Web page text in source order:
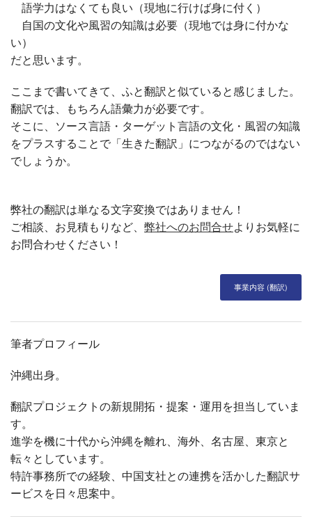
語学力はなくても良い（現地に行けば身に付く）
自国の文化や風習の知識は必要（現地では身に付かな
い）
だと思います。
ここまで書いてきて、ふと翻訳と似ていると感じました。
翻訳では、もちろん語彙力が必要です。
そこに、ソース言語・ターゲット言語の文化・風習の知識
をプラスすることで「生きた翻訳」につながるのではない
でしょうか。
弊社の翻訳は単なる文字変換ではありません！
ご相談、お見積もりなど、 弊社へのお問合せよりお気軽に
お問合わせください！
事業内容 (翻訳)
筆者プロフィール
沖縄出身。
翻訳プロジェクトの新規開拓・提案・運用を担当していま
す。
進学を機に十代から沖縄を離れ、海外、名古屋、東京と
転々としています。
特許事務所での経験、中国支社との連携を活かした翻訳サ
ービスを日々思案中。